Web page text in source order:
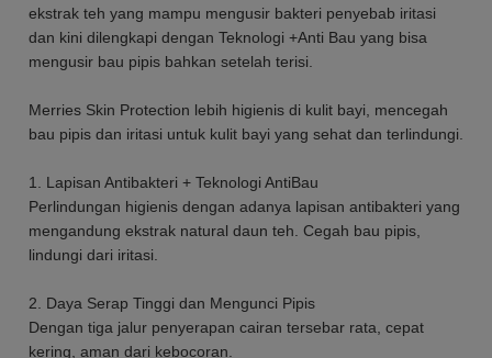
ekstrak teh yang mampu mengusir bakteri penyebab iritasi
dan kini dilengkapi dengan Teknologi +Anti Bau yang bisa
mengusir bau pipis bahkan setelah terisi.
Merries Skin Protection lebih higienis di kulit bayi, mencegah
bau pipis dan iritasi untuk kulit bayi yang sehat dan terlindungi.
1. Lapisan Antibakteri + Teknologi AntiBau
Perlindungan higienis dengan adanya lapisan antibakteri yang
mengandung ekstrak natural daun teh. Cegah bau pipis,
lindungi dari iritasi.
2. Daya Serap Tinggi dan Mengunci Pipis
Dengan tiga jalur penyerapan cairan tersebar rata, cepat
kering, aman dari kebocoran.